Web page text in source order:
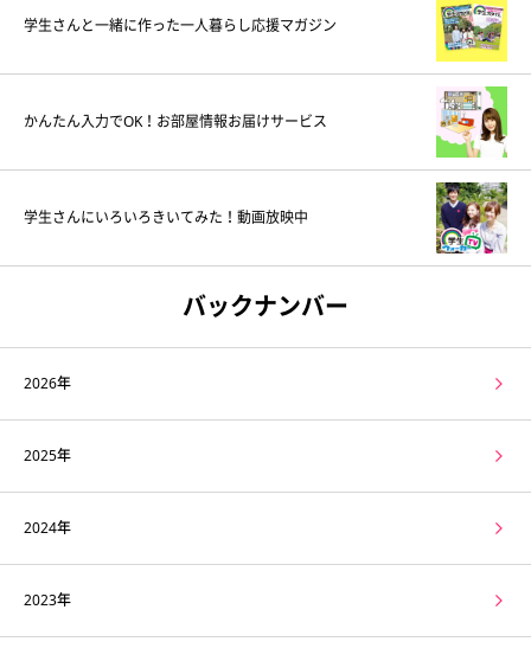
学生さんと一緒に作った一人暮らし応援マガジン
かんたん入力でOK！お部屋情報お届けサービス
学生さんにいろいろきいてみた！動画放映中
バックナンバー
2026年
2025年
2024年
2023年